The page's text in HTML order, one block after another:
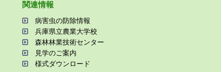
関連情報
病害⾍の防除情報
兵庫県⽴農業⼤学校
森林林業技術センター
⾒学のご案内
様式ダウンロード